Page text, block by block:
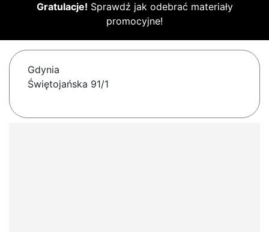
Gratulacje! Sprawdź jak odebrać materiały
promocyjne!
Gdynia
Świętojańska 91/1